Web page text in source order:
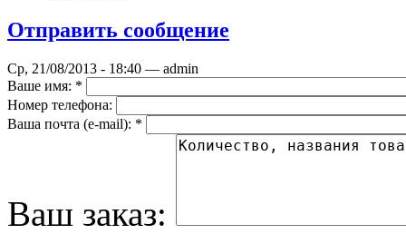
Отправить сообщение
Ср, 21/08/2013 - 18:40 — admin
Ваше имя: *
Номер телефона:
Ваша почта (е-mail): *
Ваш заказ: